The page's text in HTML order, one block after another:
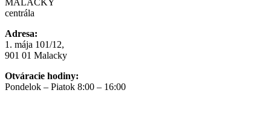
MALACKY
centrála
Adresa:
1. mája 101/12,
901 01 Malacky
Otváracie hodiny:
Pondelok – Piatok 8:00 – 16:00